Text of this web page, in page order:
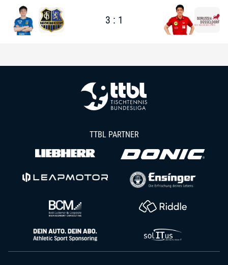
3 : 1
TTBL PARTNER